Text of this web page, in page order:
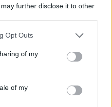
further disclose it to other
Opt Outs
of my
of my